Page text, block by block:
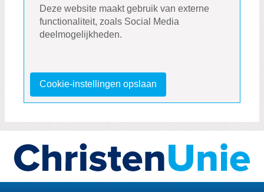
Deze website maakt gebruik van externe
functionaliteit, zoals Social Media
deelmogelijkheden.
Cookie-instellingen opslaan